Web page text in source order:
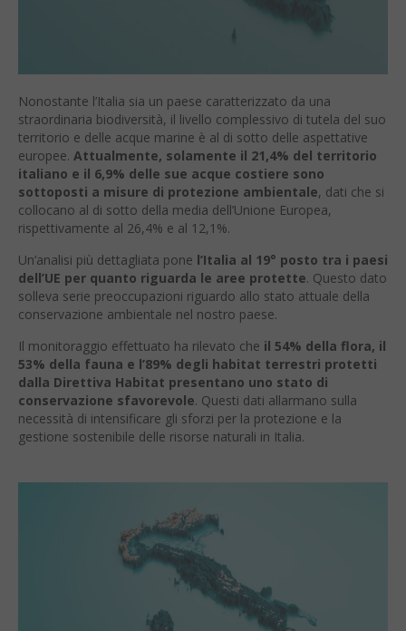
Nonostante l’Italia sia un paese caratterizzato da una
straordinaria biodiversità, il livello complessivo di tutela del suo
territorio e delle acque marine è al di sotto delle aspettative
europee. Attualmente, solamente il 21,4% del territorio
italiano e il 6,9% delle sue acque costiere sono
sottoposti a misure di protezione ambientale, dati che si
collocano al di sotto della media dell’Unione Europea,
rispettivamente al 26,4% e al 12,1%.
Un’analisi più dettagliata pone l’Italia al 19° posto tra i paesi
dell’UE per quanto riguarda le aree protette. Questo dato
solleva serie preoccupazioni riguardo allo stato attuale della
conservazione ambientale nel nostro paese.
Il monitoraggio effettuato ha rilevato che il 54% della flora, il
53% della fauna e l’89% degli habitat terrestri protetti
dalla Direttiva Habitat presentano uno stato di
conservazione sfavorevole. Questi dati allarmano sulla
necessità di intensificare gli sforzi per la protezione e la
gestione sostenibile delle risorse naturali in Italia.